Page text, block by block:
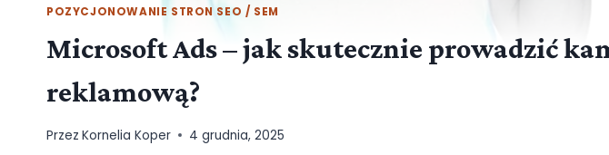
POZYCJONOWANIE STRON SEO / SEM
Microsoft Ads – jak skutecznie prowadzić
reklamową?
Przez Kornelia Koper 4 grudnia, 2025